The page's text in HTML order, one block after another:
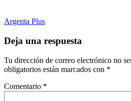
Argenta Plus
Deja una respuesta
Tu dirección de correo electrónico no
obligatorios están marcados con *
Comentario *